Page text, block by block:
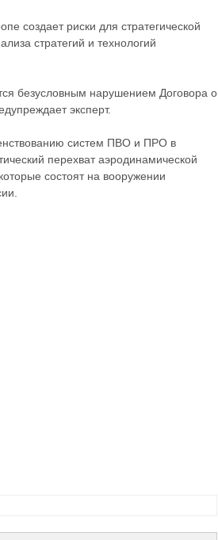
создает риски для стратегической
стратегий и технологий
безусловным нарушением Договора о
эксперт.
систем ПВО и ПРО в
перехват аэродинамической
состоят на вооружении